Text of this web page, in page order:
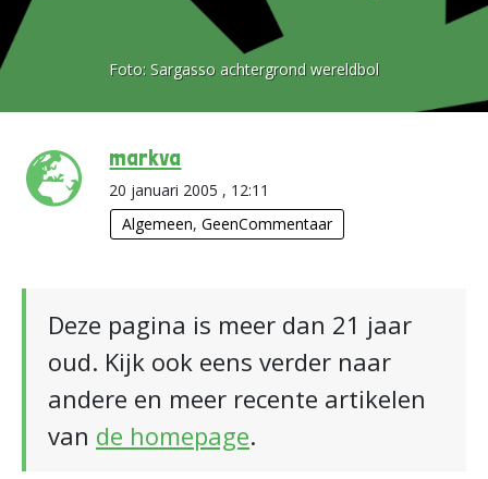
Foto: Sargasso achtergrond wereldbol
markva
20 januari 2005 , 12:11
Algemeen,GeenCommentaar
Deze pagina is meer dan 21 jaar
oud. Kijk ook eens verder naar
andere en meer recente artikelen
van de homepage.